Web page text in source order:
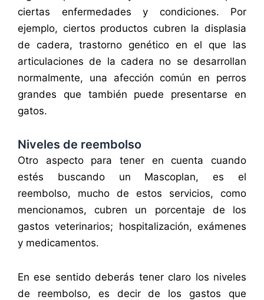
ciertas enfermedades y condiciones. Por
ejemplo, ciertos productos cubren la displasia
de cadera, trastorno genético en el que las
articulaciones de la cadera no se desarrollan
normalmente, una afección común en perros
grandes que también puede presentarse en
gatos.
Niveles de reembolso
Otro aspecto para tener en cuenta cuando
estés buscando un Mascoplan, es el
reembolso, mucho de estos servicios, como
mencionamos, cubren un porcentaje de los
gastos veterinarios; hospitalización, exámenes
y medicamentos.
En ese sentido deberás tener claro los niveles
de reembolso, es decir de los gastos que